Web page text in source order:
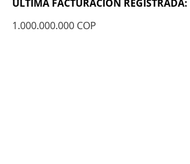
ÚLTIMA FACTURACIÓN REGISTRADA:
1.000.000.000 COP